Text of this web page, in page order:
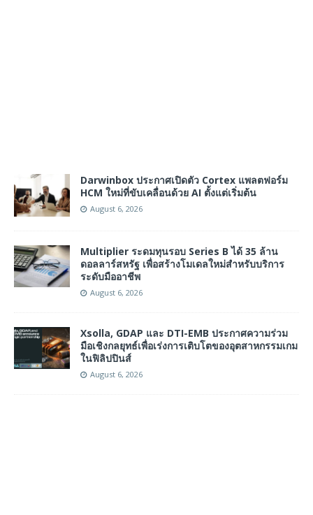
Darwinbox ประกาศเปิดตัว Cortex แพลตฟอร์ม
HCM ใหม่ที่ขับเคลื่อนด้วย AI ตั้งแต่เริ่มต้น
August 6, 2026
Multiplier ระดมทุนรอบ Series B ได้ 35 ล้าน
ดอลลาร์สหรัฐ เพื่อสร้างโมเดลใหม่สำหรับบริการ
ระดับมืออาชีพ
August 6, 2026
Xsolla, GDAP และ DTI-EMB ประกาศความร่วม
มือเชิงกลยุทธ์เพื่อเร่งการเติบโตของอุตสาหกรรมเกม
ในฟิลิปปินส์
August 6, 2026